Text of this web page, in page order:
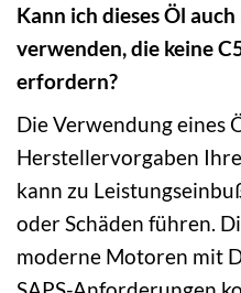
Kann ich dieses Öl
verwenden, die keine
erfordern?
Die Verwendung eines
Herstellervorgaben
kann zu
oder Schäden führen.
moderne Motoren mit